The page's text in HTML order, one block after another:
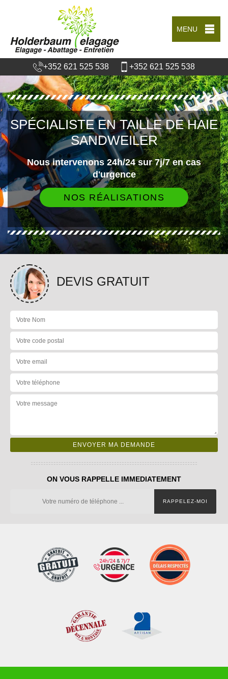
MENU
+352 621 525 538 +352 621 525 538
SPÉCIALISTE EN TAILLE DE HAIE
SANDWEILER
Nous intervenons 24h/24 sur 7j/7 en cas
d'urgence
NOS RÉALISATIONS
DEVIS GRATUIT
ON VOUS RAPPELLE IMMEDIATEMENT